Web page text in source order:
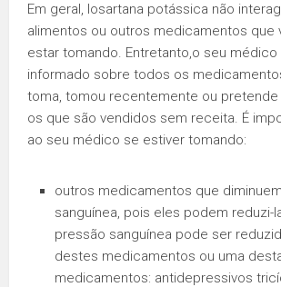
Em geral, losartana potássica não
alimentos ou outros medicamentos que
estar tomando. Entretanto,o seu
informado sobre todos os
toma, tomou recentemente ou pretende
os que são vendidos sem receita. É
ao seu médico se estiver tomando:
outros medicamentos que
sanguínea, pois eles podem reduzi-
pressão sanguínea pode ser
destes medicamentos ou uma
medicamentos: antidepressivos